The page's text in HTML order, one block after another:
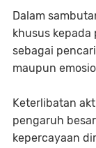
Dalam
khusus
sebagai
maupun
Keterlibatan
pengaruh
kepercayaan